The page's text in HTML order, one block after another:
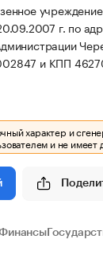
г. по
и КПП
характер и
и не